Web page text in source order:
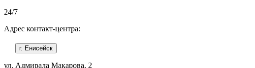
24/7
Адрес контакт-центра:
г. Енисейск
ул. Адмирала Макарова, 2